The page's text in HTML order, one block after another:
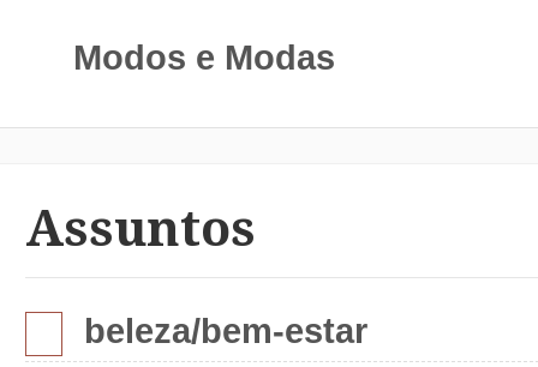
Modos e Modas
Assuntos
beleza/bem-estar